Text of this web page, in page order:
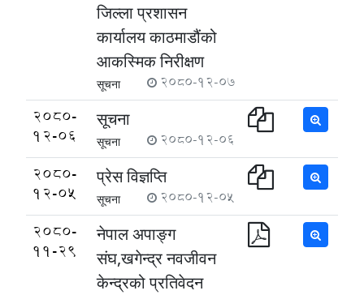
जिल्ला प्रशासन
कार्यालय काठमाडौंको
आकस्मिक निरीक्षण
सूचना 2080-12-07
2080-
12-06
सूचना
सूचना 2080-12-06
2080-
12-05
प्रेस विज्ञप्ति
सूचना 2080-12-05
2080-
11-29
नेपाल अपाङ्ग
संघ,खगेन्द्र नवजीवन
केन्द्रको प्रतिवेदन